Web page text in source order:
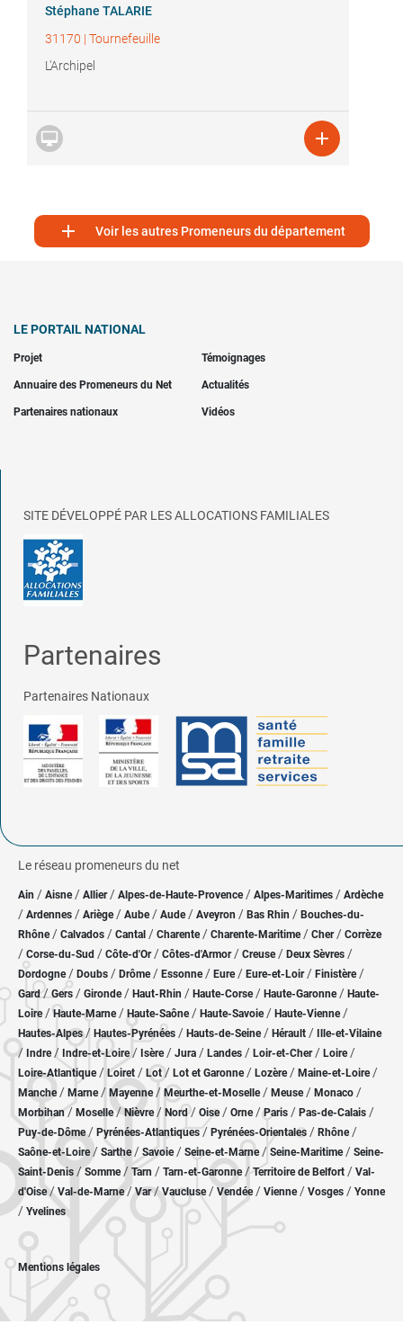
Stéphane TALARIE
31170 | Tournefeuille
L'Archipel
 
 Voir les autres Promeneurs du département
LE PORTAIL NATIONAL
Projet Témoignages
Annuaire des Promeneurs du Net Actualités
Partenaires nationaux Vidéos
SITE DÉVELOPPÉ PAR LES ALLOCATIONS FAMILIALES
Partenaires
Partenaires Nationaux
Le réseau promeneurs du net
Ain / Aisne/ Allier/ Alpes-de-Haute-Provence / Alpes-Maritimes / Ardèche
/ Ardennes / Ariège/ Aube/ Aude / Aveyron / Bas Rhin / Bouches-du-
Rhône/ Calvados / Cantal / Charente / Charente-Maritime/ Cher / Corrèze
/ Corse-du-Sud / Côte-d'Or / Côtes-d'Armor/ Creuse/ Deux Sèvres /
Dordogne/ Doubs / Drôme/ Essonne / Eure/ Eure-et-Loir / Finistère/
Gard/ Gers / Gironde/ Haut-Rhin / Haute-Corse/ Haute-Garonne/ Haute-
Loire/Haute-Marne/ Haute-Saône/ Haute-Savoie/ Haute-Vienne/
Hautes-Alpes/ Hautes-Pyrénées / Hauts-de-Seine/ Hérault / Ille-et-Vilaine
/ Indre/ Indre-et-Loire/ Isère/ Jura / Landes / Loir-et-Cher/ Loire/
Loire-Atlantique/ Loiret / Lot/ Lot et Garonne/ Lozère / Maine-et-Loire/
Manche/ Marne/ Mayenne/ Meurthe-et-Moselle/ Meuse/ Monaco /
Morbihan/ Moselle/ Nièvre / Nord/ Oise / Orne/Paris / Pas-de-Calais /
Puy-de-Dôme/ Pyrénées-Atlantiques / Pyrénées-Orientales / Rhône/
Saône-et-Loire/ Sarthe/ Savoie/ Seine-et-Marne/ Seine-Maritime/ Seine-
Saint-Denis /Somme/ Tarn / Tarn-et-Garonne/Territoire de Belfort / Val-
d'Oise/ Val-de-Marne/Var/Vaucluse/ Vendée/ Vienne/ Vosges / Yonne
/ Yvelines
Mentions légales